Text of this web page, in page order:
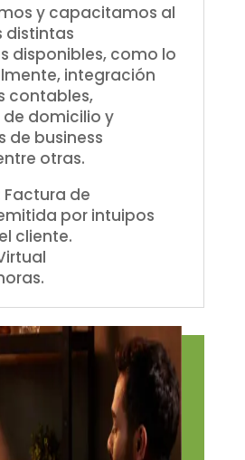
y capacitamos al
distintas
disponibles, como lo
integración
contables,
domicilio y
de business
otras.
Factura de
por intuipos
cliente.